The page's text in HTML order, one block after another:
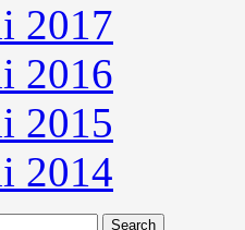
2017
2016
2015
2014